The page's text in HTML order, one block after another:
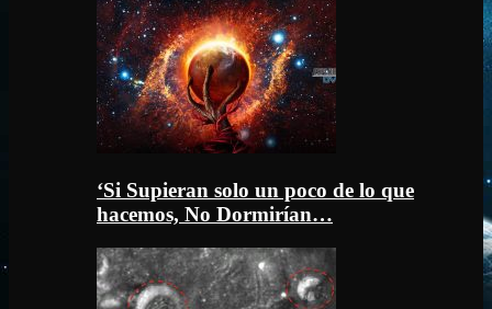
‘Si Supieran solo un poco de lo que
hacemos, No Dormirían…